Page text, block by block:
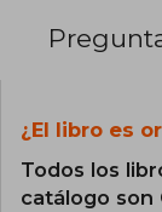
¿El libro es
Todos los
catálogo son